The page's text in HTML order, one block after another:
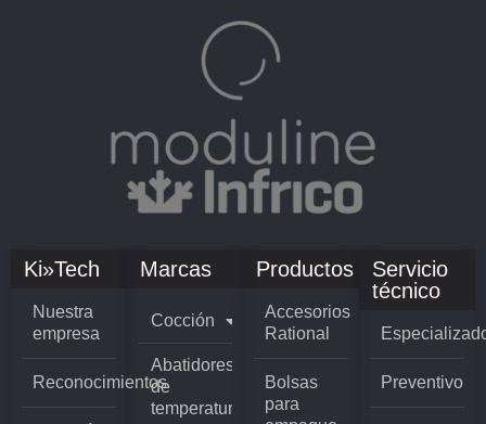
Ki»Tech
Nuestra
empresa
Reconocimientos
Marcas
Cocción
Abatidores
de
temperatura
Productos
Accesorios
Rational
Bolsas
para
Servicio
técnico
Preventivo